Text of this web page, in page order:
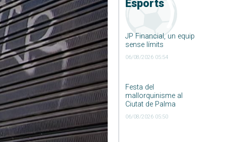
Esports
JP Financial, un equip
sense límits
06/08/2026 05:54
Festa del
mallorquinisme al
Ciutat de Palma
06/08/2026 05:50